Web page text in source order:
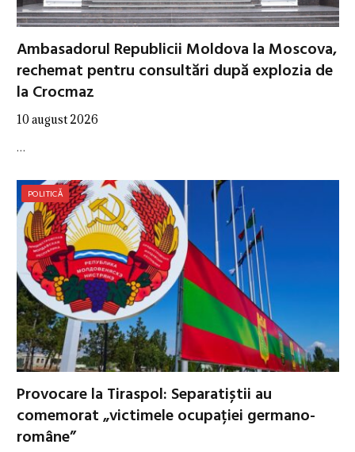
Ambasadorul Republicii Moldova la Moscova,
rechemat pentru consultări după explozia de
la Crocmaz
10 august 2026
…
POLITICĂ
Provocare la Tiraspol: Separatiștii au
comemorat „victimele ocupației germano-
române”